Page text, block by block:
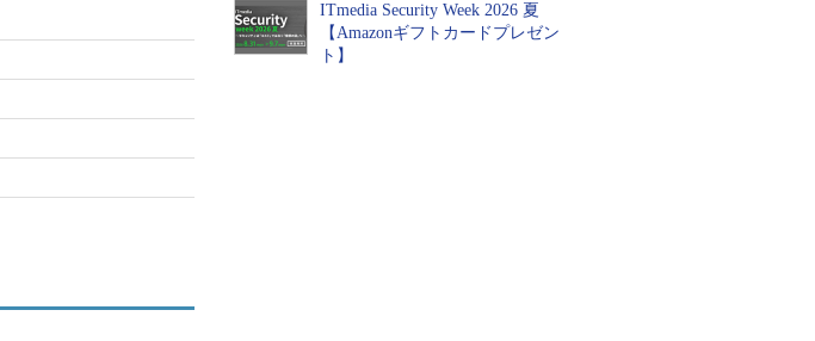
ITmedia Security Week 2026 夏
【Amazonギフトカードプレゼン
ト】